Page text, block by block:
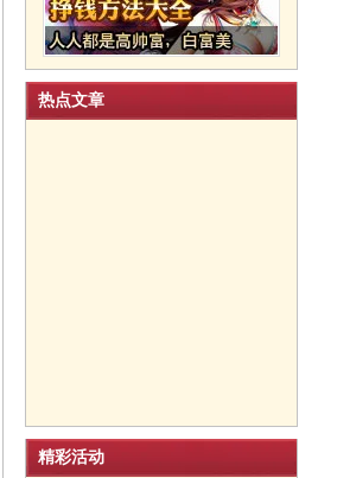
热点文章
精彩活动